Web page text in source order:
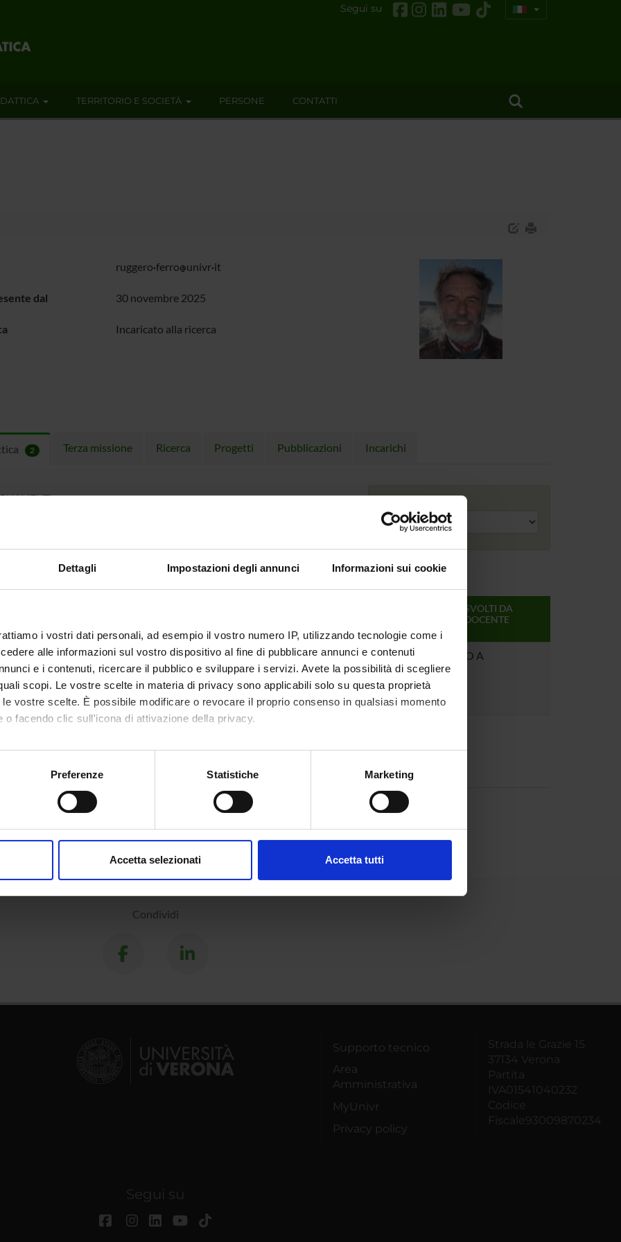
Dettagli Impostazioni degli annunci Informazioni sui cookie
i vostri dati personali, ad esempio il vostro numero IP, utilizzando tecnologie come i
alle informazioni sul vostro dispositivo al fine di pubblicare annunci e contenuti
e i contenuti, ricercare il pubblico e sviluppare i servizi. Avete la possibilità di scegliere
scopi. Le vostre scelte in materia di privacy sono applicabili solo su questa proprietà
vostre scelte. È possibile modificare o revocare il proprio consenso in qualsiasi momento
o facendo clic sull'icona di attivazione della privacy.
anche:
sulla tua posizione geografica, con un'approssimazione di qualche metro,
in qualsiasi momento dalla Dichiarazione sui cookie.
Preferenze Statistiche Marketing
Accetta selezionati Accetta tutti
Segui su
TERRITORIO E SOCIETÀ PERSONE CONTATTI
ruggero ferro univr it
dal 30 novembre 2025
Incaricato alla ricerca
2 Terza missione Ricerca Progetti Pubblicazioni Incarichi
Anno accademico
DOCENTE
MODULI SVOLTI DA
QUESTO DOCENTE
-
e
nella Scuola
di I grado
Matematica e didattica della
matematica (2014/2015)
8 3 MODULO A
Mathematical logic (2014/2015)
Condividi
Supporto tecnico
Area
Amministrativa
MyUnivr
Privacy policy
Strada le Grazie 15
37134 Verona
Partita
IVA01541040232
Codice
Fiscale93009870234
Segui su